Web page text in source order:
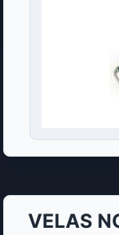
VELAS